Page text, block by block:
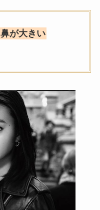
鼻が大きい